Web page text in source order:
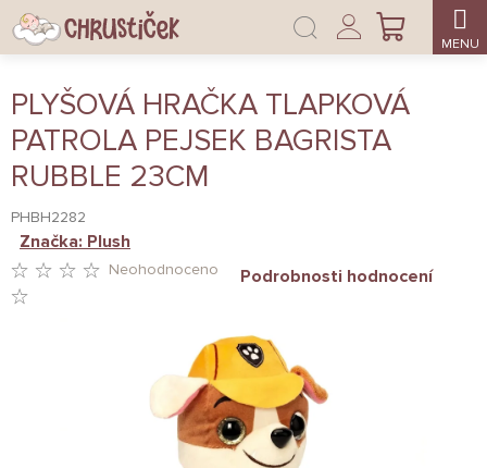
Přejít
na
obsah
NÁKUPNÍ
Přihlášení
PLYŠOVÁ HRAČKA TLAPKOVÁ
PATROLA PEJSEK BAGRISTA
RUBBLE 23CM
PHBH2282
Neohodnoceno Podrobnosti hodnocení
Značka: Plush